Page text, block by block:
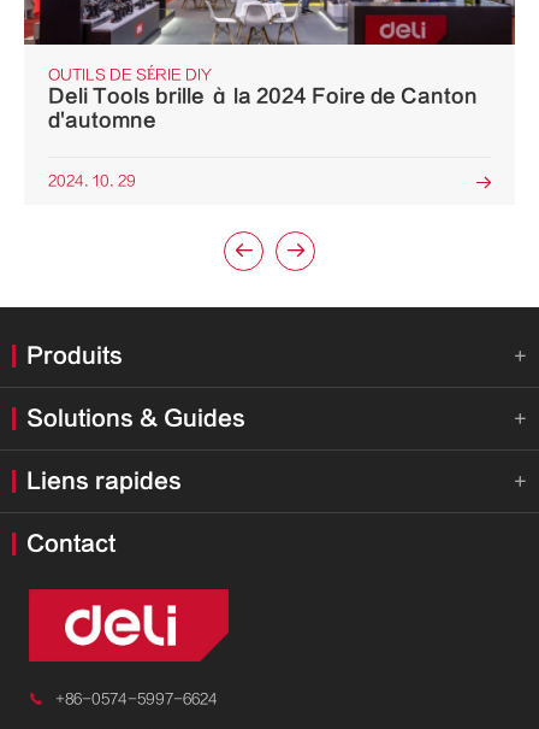
OUTILS DE SÉRIE DIY
Deli Tools brille à la 2024 Foire de Canton
d'automne
2024. 10. 29 
 
Produits 
Solutions & Guides 
Liens rapides 
Contact
 +86-0574-5997-6624